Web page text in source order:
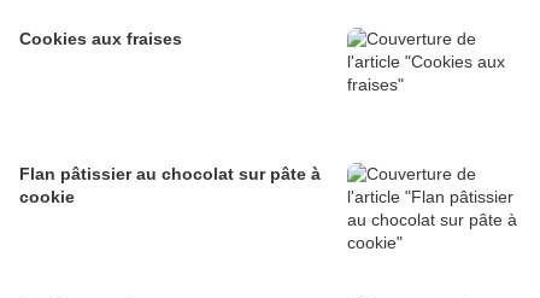
Cookies aux fraises
Flan pâtissier au chocolat sur pâte à
cookie